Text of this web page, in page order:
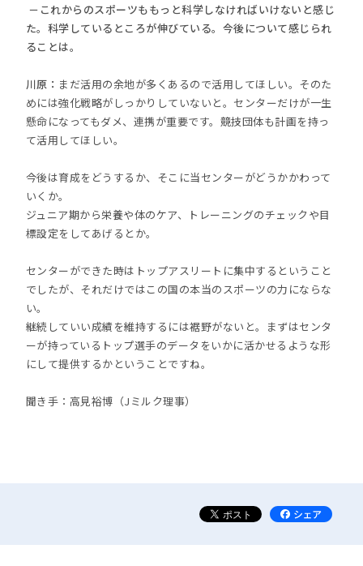
－これからのスポーツももっと科学しなければいけないと感じ
た。科学しているところが伸びている。今後について感じられ
ることは。
川原： まだ活用の余地が多くあるので活用してほしい。そのた
めには強化戦略がしっかりしていないと。センターだけが一生
懸命になってもダメ、連携が重要です。競技団体も計画を持っ
て活用してほしい。
今後は育成をどうするか、そこに当センターがどうかかわって
いくか。
ジュニア期から栄養や体のケア、トレーニングのチェックや目
標設定をしてあげるとか。
センターができた時はトップアスリートに集中するということ
でしたが、それだけではこの国の本当のスポーツの力にならな
い。
継続していい成績を維持するには裾野がないと。まずはセンタ
ーが持っているトップ選手のデータをいかに活かせるような形
にして提供するかということですね。
聞き手：高見裕博（Jミルク理事）